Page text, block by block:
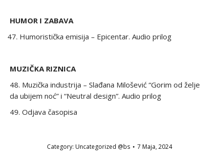
HUMOR I ZABAVA
Humoristička emisija – Epicentar. Audio prilog
MUZIČKA RIZNICA
48. Muzička industrija – Slađana Milošević “Gorim od želje
da ubijem noć” i “Neutral design”. Audio prilog
49. Odjava časopisa
Category: Uncategorized @bs 7 Maja, 2024